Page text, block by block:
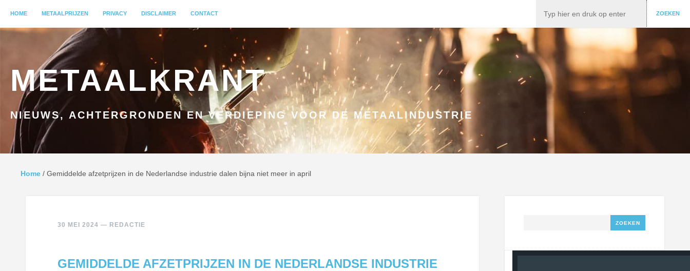
GA NAAR INHOUD
HOME METAALPRIJZEN PRIVACY DISCLAIMER CONTACT ZOEKEN
METAALKRANT
NIEUWS, ACHTERGRONDEN EN VERDIEPING VOOR DE METAALINDUSTRIE
Home / Gemiddelde afzetprijzen in de Nederlandse industrie dalen bijna niet meer in april
30 MEI 2024 — REDACTIE
GEMIDDELDE AFZETPRIJZEN IN DE NEDERLANDSE INDUSTRIE